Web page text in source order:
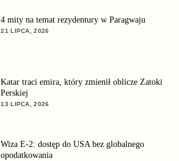
4 mity na temat rezydentury w Paragwaju
21 LIPCA, 2026
Katar traci emira, który zmienił oblicze Zatoki
Perskiej
13 LIPCA, 2026
Wiza E-2: dostęp do USA bez globalnego
opodatkowania